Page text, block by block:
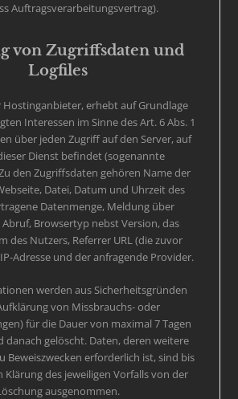
Auftragsverarbeitungsvertrag).
von Zugriffsdaten und
Logfiles
Hostinganbieter, erhebt auf Grundlage
Interessen im Sinne des Art. 6 Abs. 1
über jeden Zugriff auf den Server, auf
Dienst befindet (sogenannte
den Zugriffsdaten gehören Name der
Datei, Datum und Uhrzeit des
Datenmenge, Meldung über
Browsertyp nebst Version, das
des Nutzers, Referrer URL (die zuvor
Adresse und der anfragende Provider.
werden aus Sicherheitsgründen
von Missbrauchs- oder
für die Dauer von maximal 7 Tagen
danach gelöscht. Daten, deren weitere
Beweiszwecken erforderlich ist, sind bis
Klärung des jeweiligen Vorfalls von der
ausgenommen.